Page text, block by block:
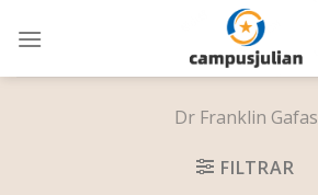
Dr Franklin Gafas
FILTRAR